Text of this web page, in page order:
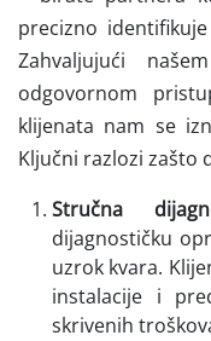
precizno
Zahvaljujući
odgovornom
klijenata nam se
Ključni razlozi zašto
Stručna
dijagnostičku
uzrok kvara.
instalacije i
skrivenih